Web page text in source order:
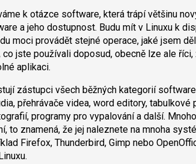
k otázce software, která trápí většinu
a jeho dostupnost. Budu mít v Linuxu k
moci provádět stejné operace, jaké jsem
co jste používali doposud, obecně lze ale
aplikaci.
zástupci všech běžných kategorií
přehrávače videa, word editory,
programy pro vypalování a další.
to znamená, že jej naleznete na mnoha
Firefox, Thunderbird, Gimp nebo